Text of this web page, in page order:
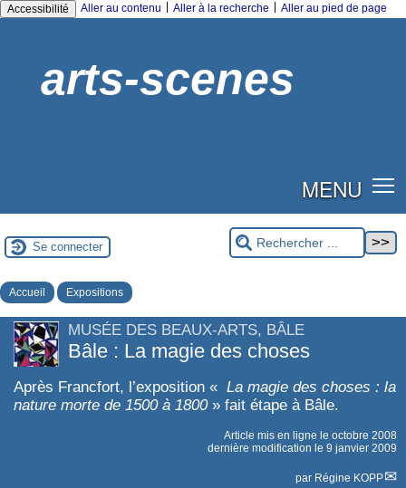
Accessibilité Aller au contenu Aller à la recherche Aller au pied de page
arts-scenes
MENU
Se connecter
Accueil Expositions
MUSÉE DES BEAUX-ARTS, BÂLE
Bâle : La magie des choses
Après Francfort, l’exposition « La magie des choses : la
nature morte de 1500 à 1800» fait étape à Bâle.
Article mis en ligne le octobre 2008
dernière modification le 9 janvier 2009
par Régine KOPP